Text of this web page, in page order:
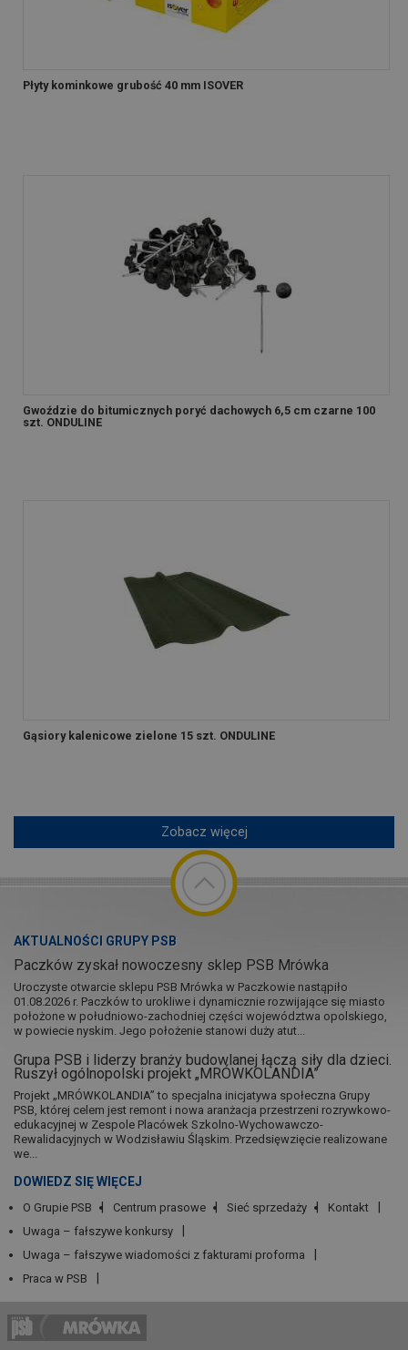
Płyty kominkowe grubość 40 mm ISOVER
Gwoździe do bitumicznych poryć dachowych 6,5 cm czarne 100
szt. ONDULINE
Gąsiory kalenicowe zielone 15 szt. ONDULINE
Zobacz więcej
AKTUALNOŚCI GRUPY PSB
Paczków zyskał nowoczesny sklep PSB Mrówka
Uroczyste otwarcie sklepu PSB Mrówka w Paczkowie nastąpiło
01.08.2026 r. Paczków to urokliwe i dynamicznie rozwijające się miasto
położone w południowo-zachodniej części województwa opolskiego,
w powiecie nyskim. Jego położenie stanowi duży atut...
Grupa PSB i liderzy branży budowlanej łączą siły dla dzieci.
Ruszył ogólnopolski projekt „MRÓWKOLANDIA”
Projekt „MRÓWKOLANDIA” to specjalna inicjatywa społeczna Grupy
PSB, której celem jest remont i nowa aranżacja przestrzeni rozrywkowo-
edukacyjnej w Zespole Placówek Szkolno-Wychowawczo-
Rewalidacyjnych w Wodzisławiu Śląskim. Przedsięwzięcie realizowane
we...
DOWIEDZ SIĘ WIĘCEJ
O Grupie PSB Centrum prasowe Sieć sprzedaży
Kontakt
Uwaga – fałszywe konkursy
Uwaga – fałszywe wiadomości z fakturami proforma
Praca w PSB